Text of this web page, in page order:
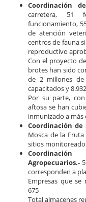
Coordinación
carretera, 51
funcionamiento,
de atención
centros de fauna
reproductivo
Con el proyecto
brotes han sido
de 2 millones de
capacitados y
Por su parte,
aftosa se han
inmunizado a más
Coordinación de
Mosca de la
sitios
Agropecuarios.-
corresponden a
Empresas que
675
Total almacenes